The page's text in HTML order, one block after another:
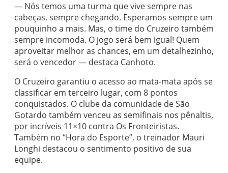
— Nós temos uma turma que vive sempre nas
cabeças, sempre chegando. Esperamos sempre um
pouquinho a mais. Mas, o time do Cruzeiro também
sempre incomoda. O jogo será bem igual! Quem
aproveitar melhor as chances, em um detalhezinho,
será o vencedor — destaca Canhoto.
O Cruzeiro garantiu o acesso ao mata-mata após se
classificar em terceiro lugar, com 8 pontos
conquistados. O clube da comunidade de São
Gotardo também venceu as semifinais nos pênaltis,
por incríveis 11×10 contra Os Fronteiristas.
Também no “Hora do Esporte”, o treinador Mauri
Longhi destacou o sentimento positivo de sua
equipe.